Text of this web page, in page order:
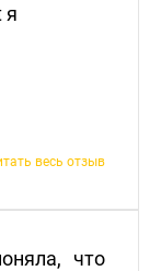
я
весь отзыв
что